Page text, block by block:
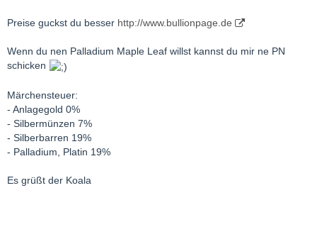
Preise guckst du besser http://www.bullionpage.de
Wenn du nen Palladium Maple Leaf willst kannst du mir ne PN
schicken
Märchensteuer:
- Anlagegold 0%
- Silbermünzen 7%
- Silberbarren 19%
- Palladium, Platin 19%
Es grüßt der Koala